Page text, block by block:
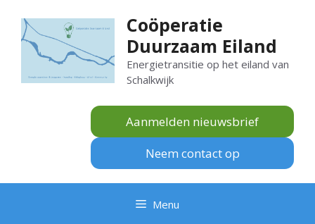
naar
inhoud
Coöperatie
Duurzaam Eiland
Energietransitie op het eiland van
Schalkwijk
Aanmelden nieuwsbrief
Neem contact op
Menu